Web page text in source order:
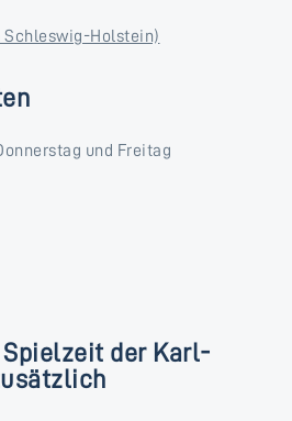
Schleswig-Holstein)
und Freitag
der Karl-